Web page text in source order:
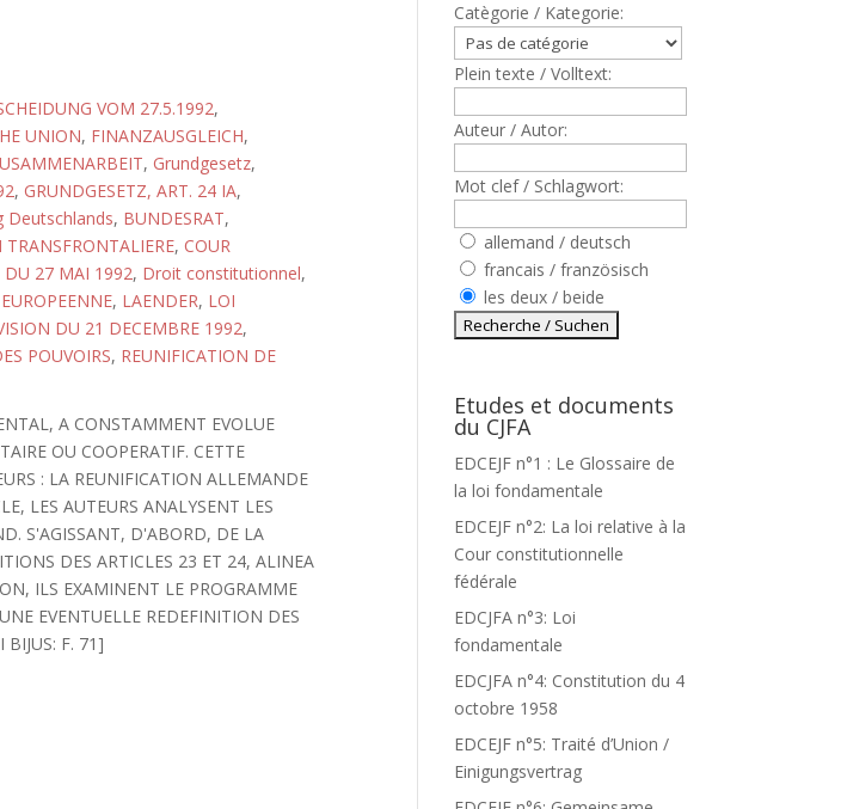
VOM 27.5.1992,
UNION, FINANZAUSGLEICH,
, Grundgesetz,
, GRUNDGESETZ, ART. 24 IA,
Deutschlands, BUNDESRAT,
TRANSFRONTALIERE, COUR
DU 27 MAI 1992, Droit constitutionnel,
, LAENDER, LOI
DU 21 DECEMBRE 1992,
POUVOIRS, REUNIFICATION DE
A CONSTAMMENT EVOLUE
OU COOPERATIF. CETTE
: LA REUNIFICATION ALLEMANDE
LES AUTEURS ANALYSENT LES
S'AGISSANT, D'ABORD, DE LA
DES ARTICLES 23 ET 24, ALINEA
ILS EXAMINENT LE PROGRAMME
EVENTUELLE REDEFINITION DES
BIJUS: F. 71]
Catègorie / Kategorie:
Plein texte / Volltext:
Auteur / Autor:
Mot clef / Schlagwort:
allemand / deutsch
francais / französisch
les deux / beide
Etudes et documents
du CJFA
EDCEJF n°1 : Le Glossaire de
la loi fondamentale
EDCEJF n°2: La loi relative à la
Cour constitutionnelle
fédérale
EDCJFA n°3: Loi
fondamentale
EDCJFA n°4: Constitution du 4
octobre 1958
EDCEJF n°5: Traité d’Union /
Einigungsvertrag